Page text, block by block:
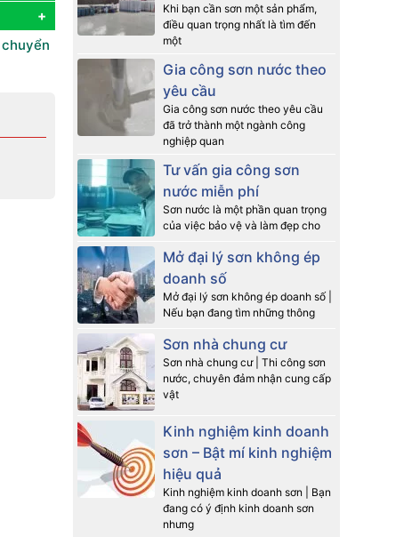
chuyển
Khi bạn cần sơn một sản phẩm,
điều quan trọng nhất là tìm đến
một
Gia công sơn nước theo
yêu cầu
Gia công sơn nước theo yêu cầu
đã trở thành một ngành công
nghiệp quan
Tư vấn gia công sơn
nước miễn phí
Sơn nước là một phần quan trọng
của việc bảo vệ và làm đẹp cho
Mở đại lý sơn không ép
doanh số
Mở đại lý sơn không ép doanh số |
Nếu bạn đang tìm những thông
Sơn nhà chung cư
Sơn nhà chung cư | Thi công sơn
nước, chuyên đảm nhận cung cấp
vật
Kinh nghiệm kinh doanh
sơn – Bật mí kinh nghiệm
hiệu quả
Kinh nghiệm kinh doanh sơn | Bạn
đang có ý định kinh doanh sơn
nhưng